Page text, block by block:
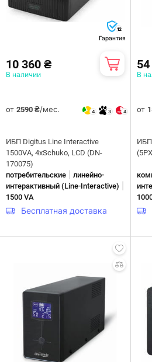
12
Гарантия
10 360 ₴
В наличии
от 2590 ₴/мес. 4 3 4
ИБП Digitus Line Interactive
1500VA, 4хSchuko, LСD (DN-
170075)
потребительские
линейно-
интерактивны­й (Line-Interactive)
1500 VA
Бесплатная доставка
В
от
ИБП